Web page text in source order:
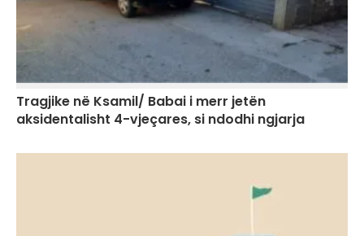
Tragjike në Ksamil/ Babai i merr jetën
aksidentalisht 4-vjeçares, si ndodhi ngjarja